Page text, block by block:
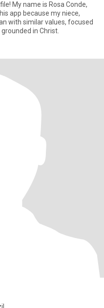
My name is Rosa Conde,
app because my niece,
with similar values, focused
in Christ.